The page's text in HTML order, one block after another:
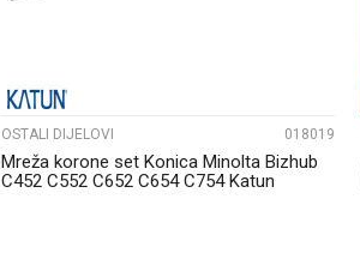
OSTALI DIJELOVI 018019
Mreža korone set Konica Minolta Bizhub
C452 C552 C652 C654 C754 Katun